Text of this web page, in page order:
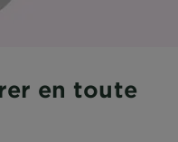
en toute